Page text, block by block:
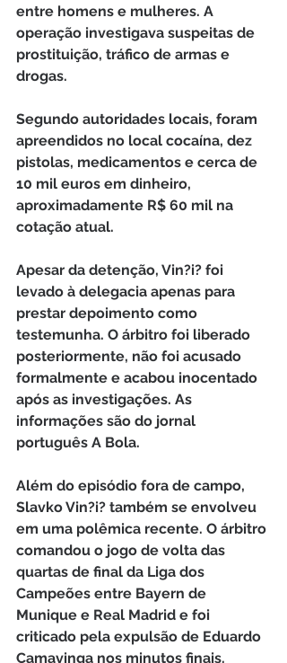
entre homens e mulheres. A
operação investigava suspeitas de
prostituição, tráfico de armas e
drogas.
Segundo autoridades locais, foram
apreendidos no local cocaína, dez
pistolas, medicamentos e cerca de
10 mil euros em dinheiro,
aproximadamente R$ 60 mil na
cotação atual.
Apesar da detenção, Vin?i? foi
levado à delegacia apenas para
prestar depoimento como
testemunha. O árbitro foi liberado
posteriormente, não foi acusado
formalmente e acabou inocentado
após as investigações. As
informações são do jornal
português A Bola.
Além do episódio fora de campo,
Slavko Vin?i? também se envolveu
em uma polêmica recente. O árbitro
comandou o jogo de volta das
quartas de final da Liga dos
Campeões entre Bayern de
Munique e Real Madrid e foi
criticado pela expulsão de Eduardo
Camavinga nos minutos finais.